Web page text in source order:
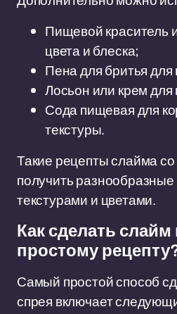
Пищевой краситель
цвета и блеска;
Пена для бритья для
Лосьон или крем для
Сода пищевая для
текстуры.
Такие рецепты слайма
получить
текстурами и цветами.
Как сделать слайм
простому
Самый простой способ
спрея включает